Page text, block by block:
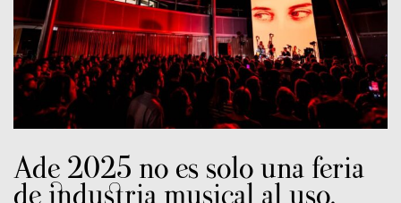
Ade 2025 no es solo una feria
de industria musical al uso.